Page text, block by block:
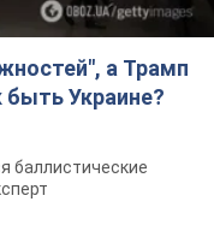
а Трамп
быть Украине?
баллистические